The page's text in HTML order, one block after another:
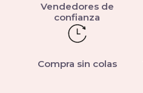
Vendedores de
confianza
Compra sin colas